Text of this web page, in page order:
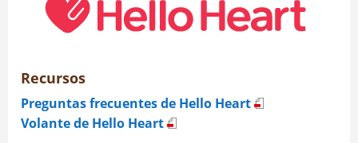
Recursos
Preguntas frecuentes de Hello Heart
Volante de Hello Heart